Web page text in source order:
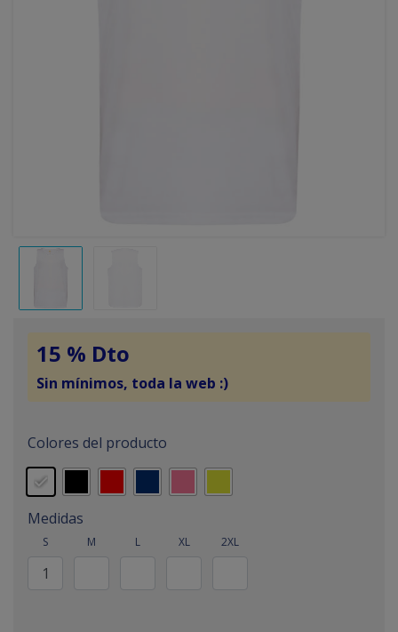
15 % Dto
Sin mínimos, toda la web :)
Colores del producto
Medidas
S M L XL 2XL